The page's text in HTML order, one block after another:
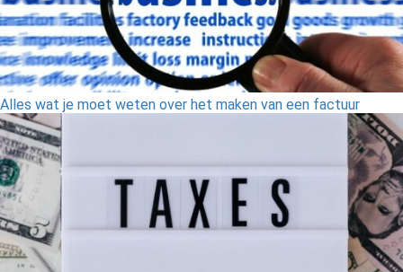
Alles wat je moet weten over het maken van een factuur